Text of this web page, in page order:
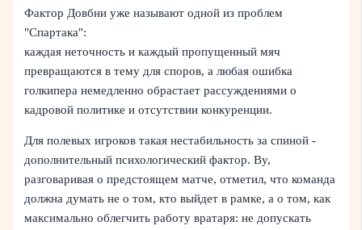
Фактор Довбни уже называют одной из проблем
"Спартака":
каждая неточность и каждый пропущенный мяч
превращаются в тему для споров, а любая ошибка
голкипера немедленно обрастает рассуждениями о
кадровой политике и отсутствии конкуренции.
Для полевых игроков такая нестабильность за спиной -
дополнительный психологический фактор. Ву,
разговаривая о предстоящем матче, отметил, что команда
должна думать не о том, кто выйдет в рамке, а о том, как
максимально облегчить работу вратаря: не допускать